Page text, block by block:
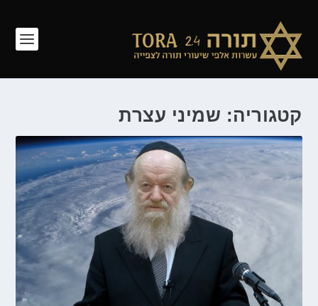
קטגוריה: שמיני עצרת